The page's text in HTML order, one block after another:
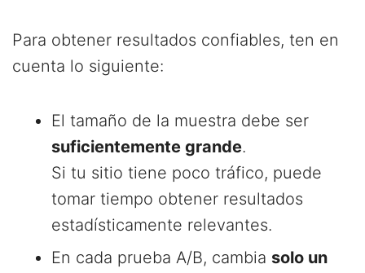
Para obtener resultados confiables, ten en
cuenta lo siguiente:
El tamaño de la muestra debe ser
suficientemente grande.
Si tu sitio tiene poco tráfico, puede
tomar tiempo obtener resultados
estadísticamente relevantes.
En cada prueba A/B, cambia solo un